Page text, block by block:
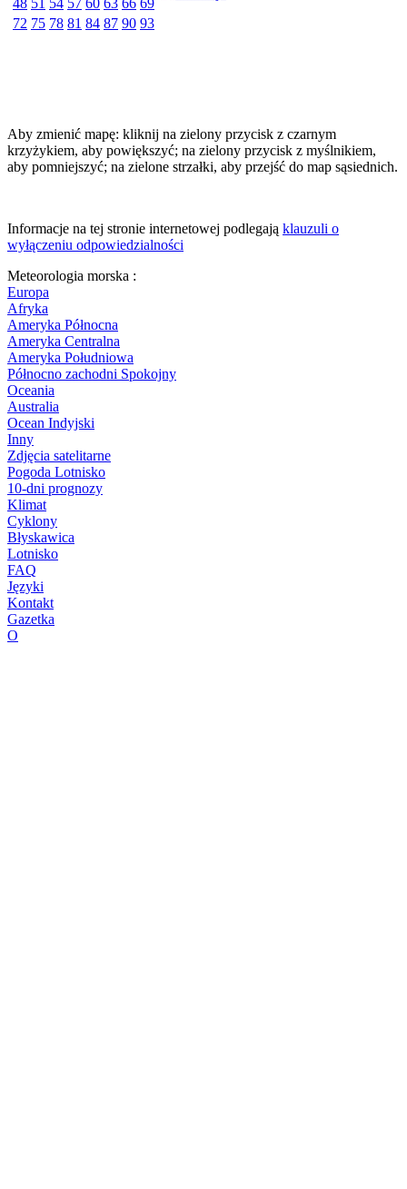
48 51 54 57 60 63 66 69
72 75 78 81 84 87 90 93
Aby zmienić mapę: kliknij na zielony przycisk z czarnym
krzyżykiem, aby powiększyć; na zielony przycisk z myślnikiem,
aby pomniejszyć; na zielone strzałki, aby przejść do map sąsiednich.
Informacje na tej stronie internetowej podlegają klauzuli o
wyłączeniu odpowiedzialności
Meteorologia morska :
Europa
Afryka
Ameryka Północna
Ameryka Centralna
Ameryka Południowa
Północno zachodni Spokojny
Oceania
Australia
Ocean Indyjski
Inny
Zdjęcia satelitarne
Pogoda Lotnisko
10-dni prognozy
Klimat
Cyklony
Błyskawica
Lotnisko
FAQ
Języki
Kontakt
Gazetka
O